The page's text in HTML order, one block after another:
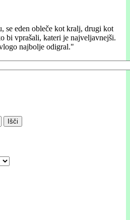
se eden obleče kot kralj, drugi kot
bi vprašali, kateri je najveljavnejši.
najbolje odigral."